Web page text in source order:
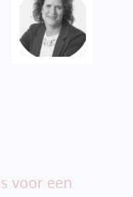
voor een